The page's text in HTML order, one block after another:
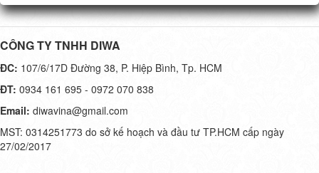
CÔNG TY TNHH DIWA
ĐC: 107/6/17D Đường 38, P. Hiệp Bình, Tp. HCM
ĐT: 0934 161 695 - 0972 070 838
Email: diwavina@gmail.com
MST: 0314251773 do sở kế hoạch và đầu tư TP.HCM cấp ngày
27/02/2017